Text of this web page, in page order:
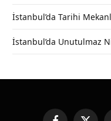
İstanbul’da Tarihi
İstanbul’da Unutulmaz